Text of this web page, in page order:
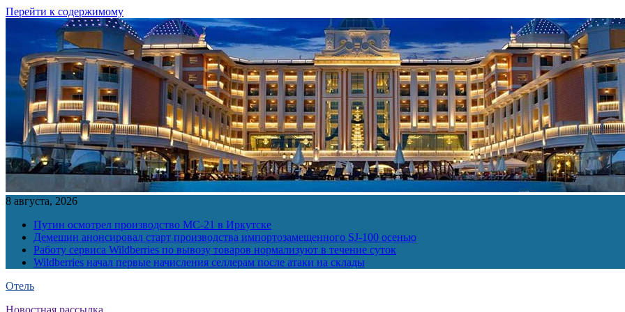
Перейти к содержимому
8 августа, 2026
Путин осмотрел производство МС-21 в Иркутске
Демешин анонсировал старт производства импортозамещенного SJ-100 осенью
Работу сервиса Wildberries по вывозу товаров нормализуют в течение суток
Wildberries начал первые начисления селлерам после атаки на склады
Отель
Новостная рассылка